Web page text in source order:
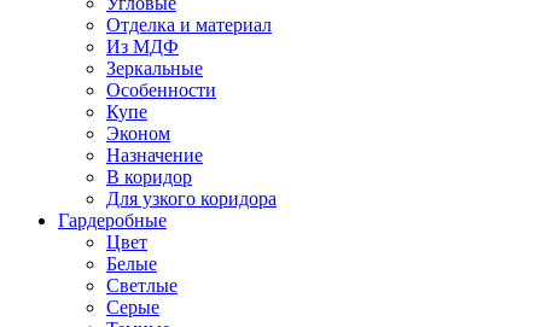
Отделка и материал
Из МДФ
Зеркальные
Особенности
Купе
Эконом
Назначение
В коридор
Для узкого коридора
Гардеробные
Цвет
Белые
Светлые
Серые